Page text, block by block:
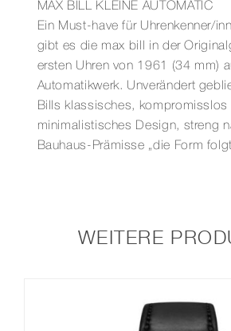
MAX BILL KLEINE AUTOMATIC
Ein Must-have für Uhrenkenner/
gibt es die max bill in der
ersten Uhren von 1961 (34 mm)
Automatikwerk. Unverändert
Bills klassisches, kompromisslos
minimalistisches Design, streng
Bauhaus-Prämisse „die Form
WEITERE